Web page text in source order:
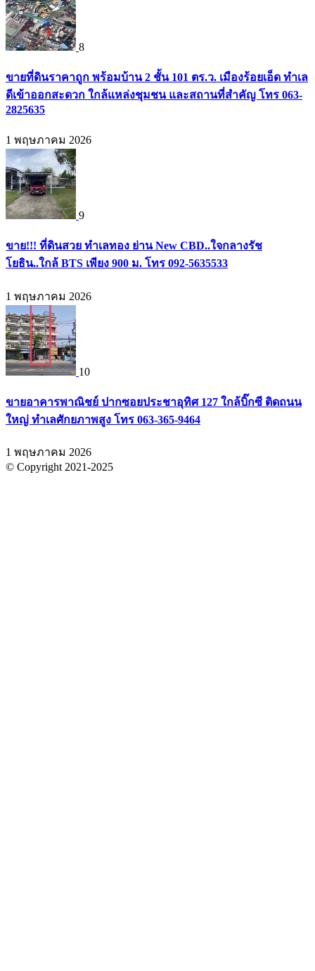
8
ขายที่ดินราคาถูก พร้อมบ้าน 2 ชั้น 101 ตร.ว. เมืองร้อยเอ็ด ทำเล
ดีเข้าออกสะดวก ใกล้แหล่งชุมชน และสถานที่สำคัญ โทร 063-
2825635
1 พฤษภาคม 2026
9
ขาย!!! ที่ดินสวย ทำเลทอง ย่าน New CBD..ใจกลางรัช
โยธิน..ใกล้ BTS เพียง 900 ม. โทร 092-5635533
1 พฤษภาคม 2026
10
ขายอาคารพาณิชย์ ปากซอยประชาอุทิศ 127 ใกล้บิ๊กซี ติดถนน
ใหญ่ ทำเลศักยภาพสูง โทร 063-365-9464
1 พฤษภาคม 2026
© Copyright 2021-2025